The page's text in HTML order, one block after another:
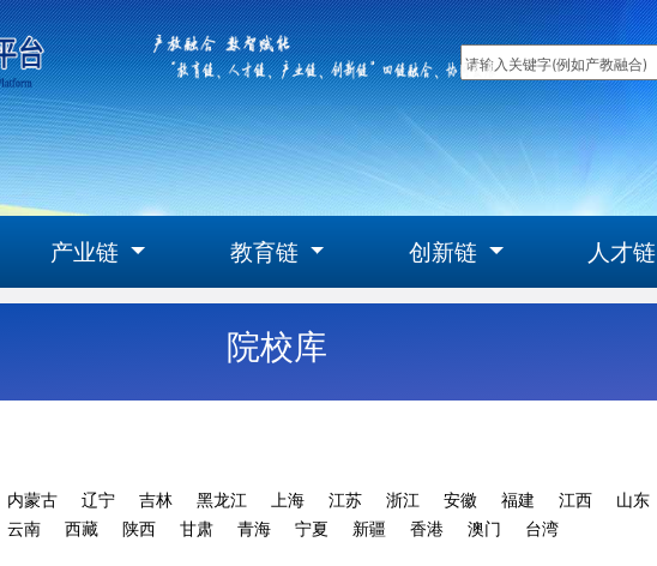
产业链 教育链 创新链 人才链
院校库
内蒙古 辽宁 吉林 黑龙江 上海 江苏 浙江 安徽 福建 江西 山东
云南 西藏 陕西 甘肃 青海 宁夏 新疆 香港 澳门 台湾